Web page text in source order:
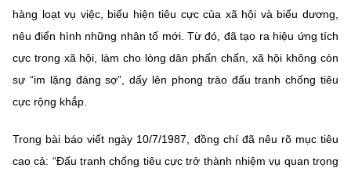
hàng loạt vụ việc, biểu hiện tiêu cực của xã hội và biểu dương,
nêu điển hình những nhân tố mới. Từ đó, đã tạo ra hiệu ứng tích
cực trong xã hội, làm cho lòng dân phấn chấn, xã hội không còn
sự “im lặng đáng sợ”, dấy lên phong trào đấu tranh chống tiêu
cực rộng khắp.
Trong bài báo viết ngày 10/7/1987, đồng chí đã nêu rõ mục tiêu
cao cả: “Đấu tranh chống tiêu cực trở thành nhiệm vụ quan trọng